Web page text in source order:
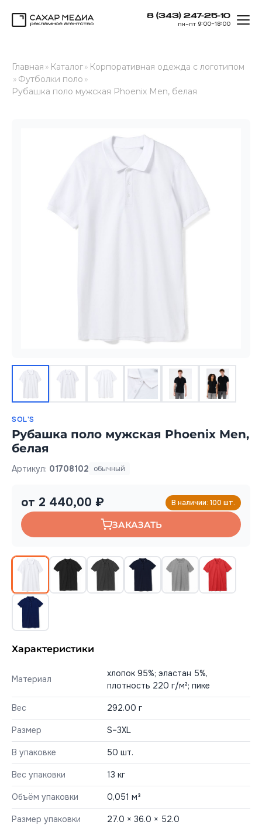
8 (343) 247-25-10
пн–пт 9:00–18:00
Главная » Каталог» Корпоративная одежда с логотипом
» Футболки поло »
Рубашка поло мужская Phoenix Men, белая
SOL'S
Рубашка поло мужская Phoenix Men,
белая
Артикул: 01708102 обычный
от 2 440,00 ₽ В наличии: 100 шт.
ЗАКАЗАТЬ
Характеристики
Материал
хлопок 95%; эластан 5%,
плотность 220 г/м²; пике
Вес 292.00 г
Размер S–3XL
В упаковке 50 шт.
Вес упаковки 13 кг
Объём упаковки 0,051 м³
Размер упаковки 27.0 × 36.0 × 52.0